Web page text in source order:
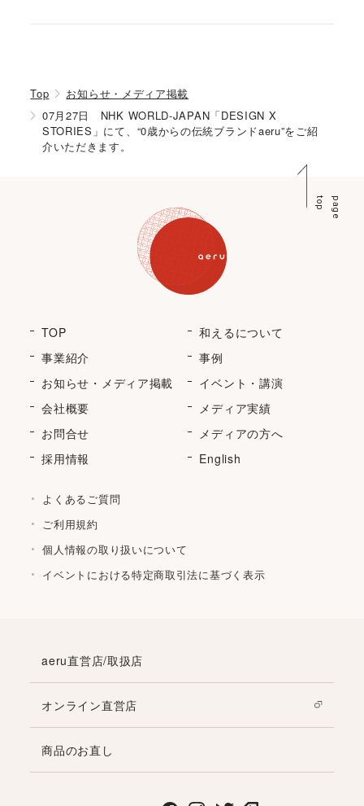
Top
お知らせ・メディア掲載
07月27日 NHK WORLD-JAPAN「DESIGN X
STORIES」にて、“0歳からの伝統ブランドaeru”をご紹
介いただきます。
p
a
g
e
t
o
p
TOP
和えるについて
事業紹介
事例
お知らせ・メディア掲載
イベント・講演
会社概要
メディア実績
お問合せ
メディアの方へ
採用情報
English
よくあるご質問
ご利用規約
個人情報の取り扱いについて
イベントにおける特定商取引法に基づく表示
aeru直営店/取扱店
オンライン直営店
商品のお直し